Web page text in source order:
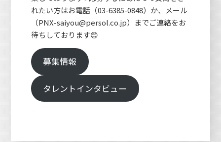
れたい方はお電話（03-6385-0848）か、メール
（PNX-saiyou@persol.co.jp）までご連絡をお
待ちしております😊
募集情報
タレントインタビュー